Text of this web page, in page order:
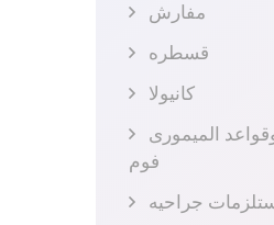
مفارش
قسطره
كانيولا
الميمورى
فوم
جراحيه